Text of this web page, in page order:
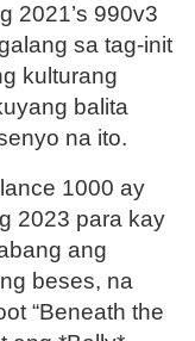
2021’s 990v3
sa tag-init
kulturang
balita
na ito.
1000 ay
2023 para kay
ang
beses, na
“Beneath the